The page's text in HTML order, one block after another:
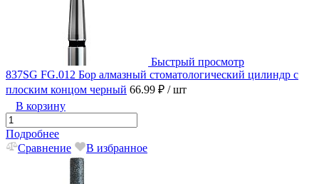
Быстрый просмотр
837SG FG.012 Бор алмазный стоматологический цилиндр с
плоским концом черный 66.99 ₽ / шт
В корзину
Подробнее
Сравнение
В избранное